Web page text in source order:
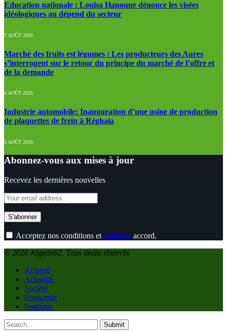
Education nationale : Louisa Hanoune dénonce les visées
idéologiques au dépend du secteur
7 AOÛT 2026
Marché des fruits est légumes : Les producteurs des Aures
s’interrogent sur le retour du principe du marché de l’offre et
de la demande
6 AOÛT 2026
Industrie automobile: Inauguration d’une usine de production
de plaquettes de frein à Réghaïa
5 AOÛT 2026
Abonnez-vous aux mises à jour
Recevez les dernières nouvelles
Acceptez nos conditions et politique accord.
© 2026 Algerie62. Tous droits réservés
Accueil
Actualité
Société
Economie
Politique
Submit